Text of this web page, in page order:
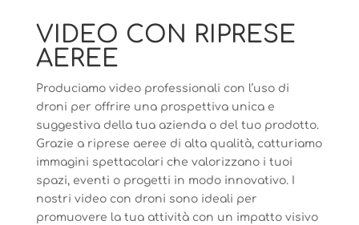
VIDEO CON RIPRESE
AEREE
Produciamo video professionali con l’uso di
droni per offrire una prospettiva unica e
suggestiva della tua azienda o del tuo prodotto.
Grazie a riprese aeree di alta qualità, catturiamo
immagini spettacolari che valorizzano i tuoi
spazi, eventi o progetti in modo innovativo. I
nostri video con droni sono ideali per
promuovere la tua attività con un impatto visivo